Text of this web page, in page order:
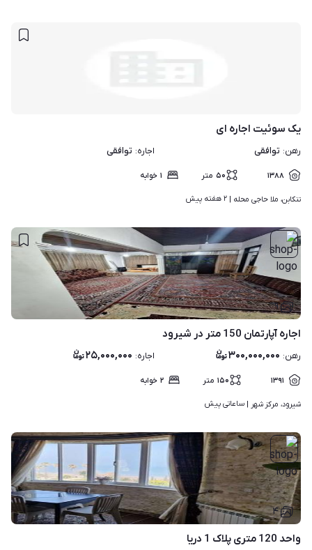
یک سوئیت اجاره ای
رهن: توافقی اجاره: توافقی
۱۳۸۸ ۵۰ متر ۱ خوابه
تنکابن، ملا حاجی محله | ۲ هفته پیش
۹
اجاره آپارتمان 150 متر در شیرود
رهن: ۳۰۰,۰۰۰,۰۰۰ اجاره: ۲۵,۰۰۰,۰۰۰
۱۳۹۱ ۱۵۰ متر ۲ خوابه
شیرود، مرکز شهر | ساعاتی پیش
۴
واحد 120 متری پلاک 1 دریا